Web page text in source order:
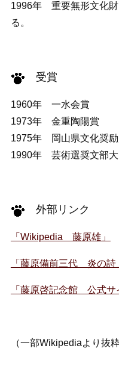
1996年 重要無形文化財
る。
受賞
1960年 一水会賞
1973年 金重陶陽賞
1975年 岡山県文化奨励
1990年 芸術選奨文部大
外部リンク
「Wikipedia 藤原雄」
「藤原備前三代 炎の詩
「藤原啓記念館 公式サ
（一部Wikipediaより抜粋